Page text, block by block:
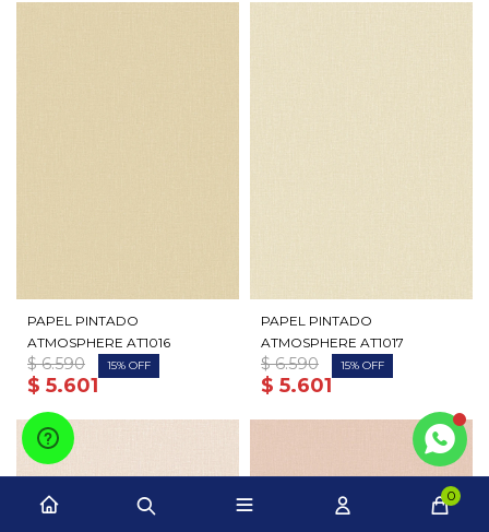
0
PAPEL PINTADO
ATMOSPHERE AT1016
$ 5.601
$ 6.590 15
PAPEL PINTADO
ATMOSPHERE AT1017
$ 5.601
$ 6.590 15